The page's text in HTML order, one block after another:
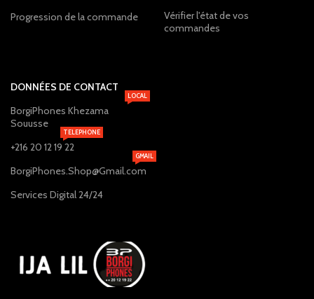
Progression de la commande
Vérifier l'état de vos
commandes
DONNÉES DE CONTACT
BorgiPhones Khezama
Souusse
LOCAL
+216 20 12 19 22
TELEPHONE
BorgiPhones.Shop@Gmail.com
GMAIL
Services Digital 24/24